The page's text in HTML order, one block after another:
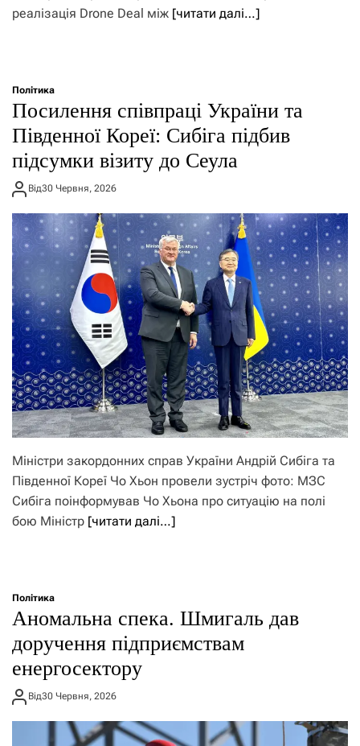
реалізація Drone Deal між [читати далі…]
Політика
Посилення співпраці України та
Південної Кореї: Сибіга підбив
підсумки візиту до Сеула
Від30 Червня, 2026
Міністри закордонних справ України Андрій Сибіга та
Південної Кореї Чо Хьон провели зустріч фото: МЗС
Сибіга поінформував Чо Хьона про ситуацію на полі
бою Міністр [читати далі…]
Політика
Аномальна спека. Шмигаль дав
доручення підприємствам
енергосектору
Від30 Червня, 2026